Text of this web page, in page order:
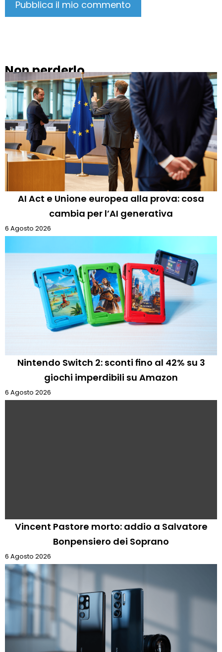
Non perderlo
AI Act e Unione europea alla prova: cosa
cambia per l’AI generativa
6 Agosto 2026
Nintendo Switch 2: sconti fino al 42% su 3
giochi imperdibili su Amazon
6 Agosto 2026
Vincent Pastore morto: addio a Salvatore
Bonpensiero dei Soprano
6 Agosto 2026